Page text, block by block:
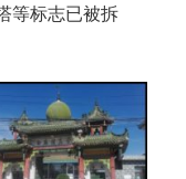
等标志已被拆